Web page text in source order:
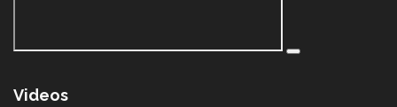
Videos